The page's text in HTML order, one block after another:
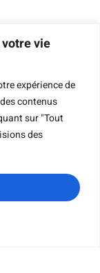
vie
expérience de
contenus
sur "Tout
des